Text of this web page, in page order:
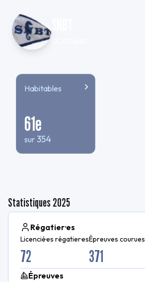
Habitables
61e
sur 354
Statistiques2025
Régatier·es
Licencié·es régatier·es
72
Épreuves courues
371
Épreuves